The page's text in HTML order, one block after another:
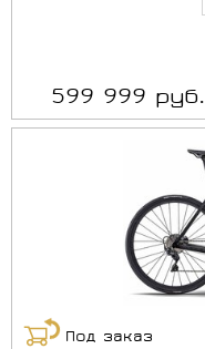
599 999 руб.
Под заказ